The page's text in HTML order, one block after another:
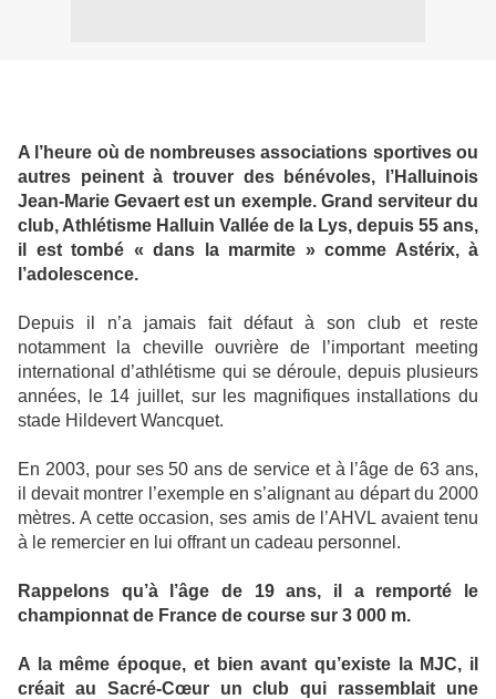
A l’heure où de nombreuses associations sportives ou
autres peinent à trouver des bénévoles, l’Halluinois
Jean-Marie Gevaert est un exemple. Grand serviteur du
club, Athlétisme Halluin Vallée de la Lys, depuis 55 ans,
il est tombé « dans la marmite » comme Astérix, à
l’adolescence.
Depuis il n’a jamais fait défaut à son club et reste
notamment la cheville ouvrière de l’important meeting
international d’athlétisme qui se déroule, depuis plusieurs
années, le 14 juillet, sur les magnifiques installations du
stade Hildevert Wancquet.
En 2003, pour ses 50 ans de service et à l’âge de 63 ans,
il devait montrer l’exemple en s’alignant au départ du 2000
mètres. A cette occasion, ses amis de l’AHVL avaient tenu
à le remercier en lui offrant un cadeau personnel.
Rappelons qu’à l’âge de 19 ans, il a remporté le
championnat de France de course sur 3 000 m.
A la même époque, et bien avant qu’existe la MJC, il
créait au Sacré-Cœur un club qui rassemblait une